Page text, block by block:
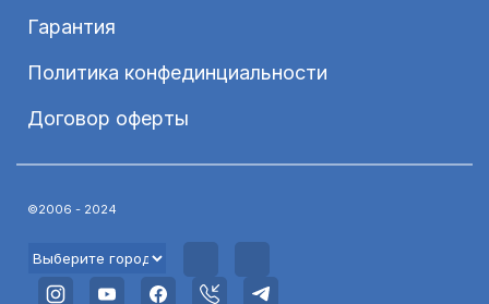
Гарантия
Политика конфединциальности
Договор оферты
©2006 - 2024